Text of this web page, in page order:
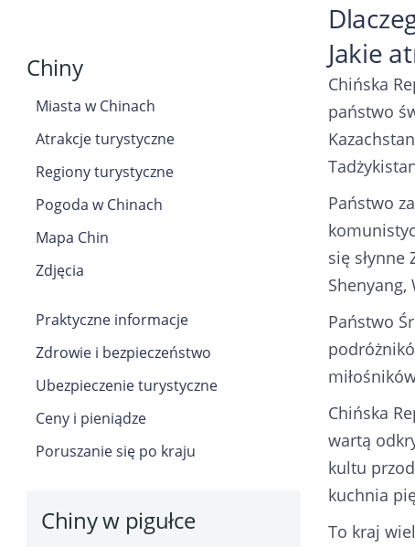
Chiny
Miasta w Chinach
Atrakcje turystyczne
Regiony turystyczne
Pogoda w Chinach
Mapa Chin
Zdjęcia
Praktyczne informacje
Zdrowie i bezpieczeństwo
Ubezpieczenie turystyczne
Ceny i pieniądze
Poruszanie się po kraju
Chiny w pigułce
Jakie
Chińska
państwo
Państwo
się słynne
Shenyang,
Państwo
Chińska
wartą
kultu
kuchnia
To kraj